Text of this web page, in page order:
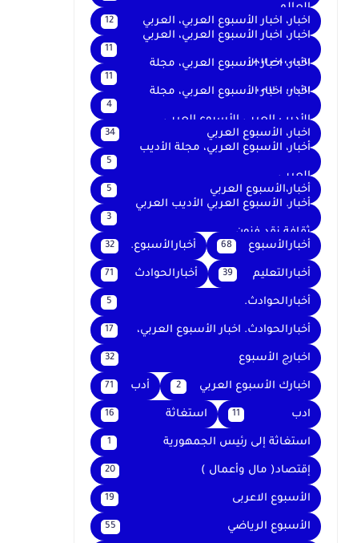
العالم
اخبار، اخبار الأسبوع العربي، العربي 12
اخبار، اخبار الأسبوع العربي، العربي
الأسبوع العربي
11
اخبار، اخبار الأسبوع العربي، مجلة
الأديب العربي
11
اخبار، اخبار الأسبوع العربي، مجلة
الأديب العربي الأسبوع العربي
4
اخبار، الأسبوع العربي 34
أخبار، الأسبوع العربي، مجلة الأديب
العربي
5
أخبار،الأسبوع العربي 5
أخبار. الأسبوع العربي الأديب العربي
ثقافة نقد فنون
3
أخبارالأسبوع 68 أخبارالأسبوع. 32
أخبارالتعليم 39 أخبارالحوادث 71
أخبارالحوادث. 5
أخبارالحوادث. اخبار الأسبوع العربي، 17
اخبارج الأسبوع 32
اخبارك الأسبوع العربي 2 أدب 71
ادب 11 استغاثة 16
استغاثة إلى رئيس الجمهورية 1
إقتصاد( مال وأعمال ) 20
الأسبوع الاعربى 19
الأسبوع الرياضي 55